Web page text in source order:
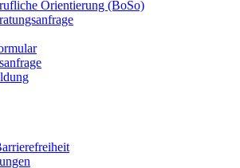
Orientierung (BoSo)